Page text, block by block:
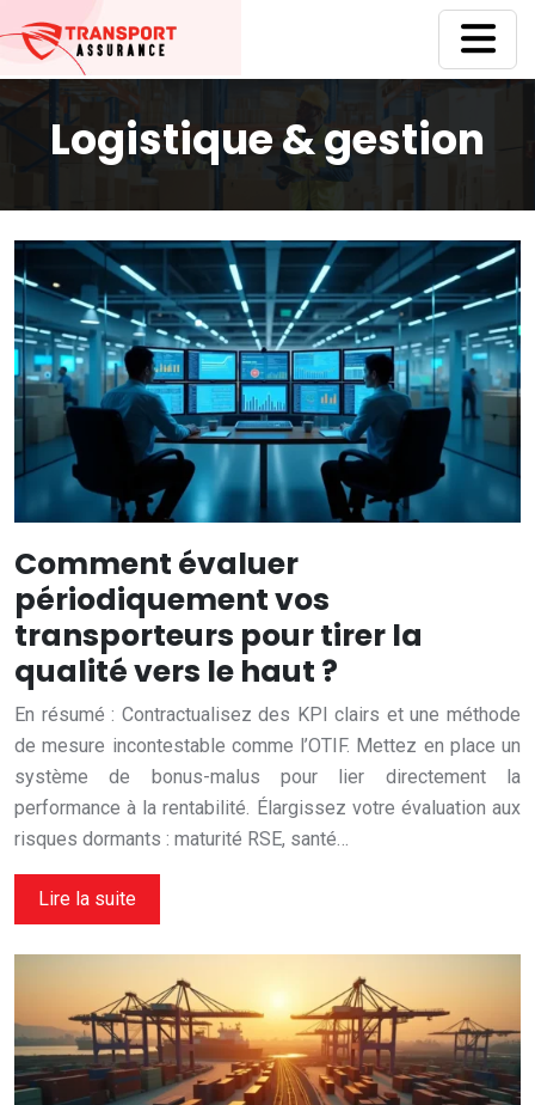
Logistique & gestion
Comment évaluer
périodiquement vos
transporteurs pour tirer la
qualité vers le haut ?
En résumé : Contractualisez des KPI clairs et une méthode
de mesure incontestable comme l’OTIF. Mettez en place un
système de bonus-malus pour lier directement la
performance à la rentabilité. Élargissez votre évaluation aux
risques dormants : maturité RSE, santé…
Lire la suite